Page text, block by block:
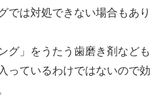
では対処できない場合もあり
グ」をうたう歯磨き剤なども
っているわけではないので効